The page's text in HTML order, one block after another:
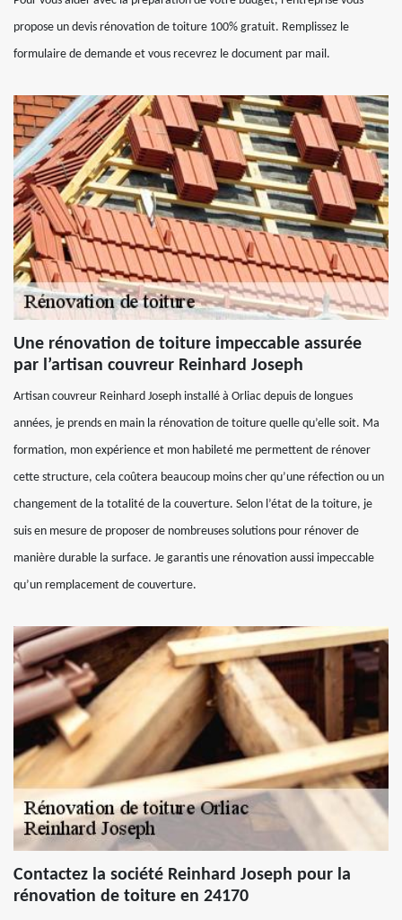
propose un devis rénovation de toiture 100% gratuit. Remplissez le
formulaire de demande et vous recevrez le document par mail.
Une rénovation de toiture impeccable assurée
par l’artisan couvreur Reinhard Joseph
Artisan couvreur Reinhard Joseph installé à Orliac depuis de longues
années, je prends en main la rénovation de toiture quelle qu’elle soit. Ma
formation, mon expérience et mon habileté me permettent de rénover
cette structure, cela coûtera beaucoup moins cher qu’une réfection ou un
changement de la totalité de la couverture. Selon l’état de la toiture, je
suis en mesure de proposer de nombreuses solutions pour rénover de
manière durable la surface. Je garantis une rénovation aussi impeccable
qu’un remplacement de couverture.
Contactez la société Reinhard Joseph pour la
rénovation de toiture en 24170